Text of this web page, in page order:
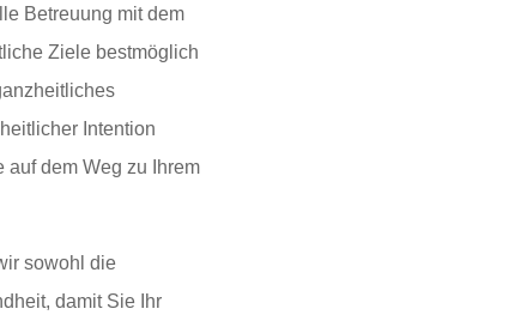
Betreuung mit dem
Ziele bestmöglich
Intention
auf dem Weg zu Ihrem
sowohl die
damit Sie Ihr